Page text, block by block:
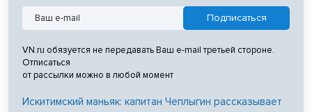
VN.ru обязуется не передавать Ваш e-mail третьей стороне.
Отписаться
от рассылки можно в любой момент
Искитимский маньяк: капитан Чеплыгин рассказывает